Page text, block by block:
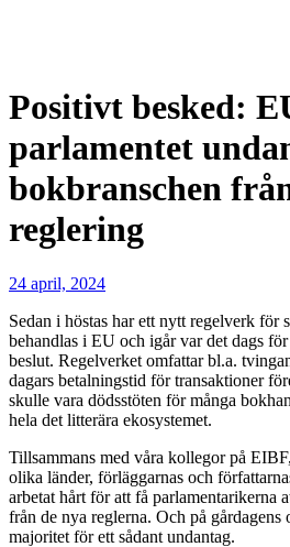
Positivt besked:
parlamentet
bokbranschen
reglering
24 april, 2024
Sedan i höstas har ett nytt regelverk för
behandlas i EU och igår var det dags
beslut. Regelverket omfattar bl.a.
dagars betalningstid för transaktioner
skulle vara dödsstöten för många
hela det litterära ekosystemet.
Tillsammans med våra kollegor på
olika länder, förläggarnas och
arbetat hårt för att få parlamentarikerna
från de nya reglerna. Och på gårdagens
majoritet för ett sådant undantag.